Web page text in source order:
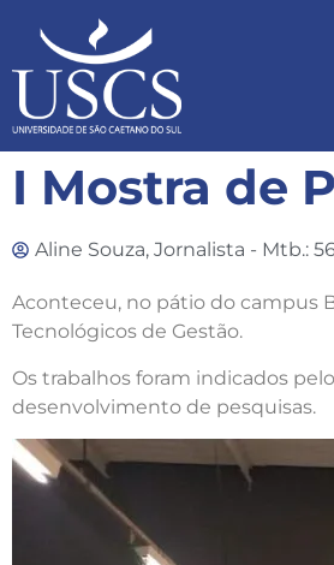
I Mostra de
Aline Souza, Jornalista - Mtb.:
Aconteceu, no pátio do campus
Tecnológicos de Gestão.
Os trabalhos foram indicados
desenvolvimento de pesquisas.